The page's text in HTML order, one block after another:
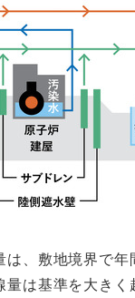
、敷地境界で
は基準を大き